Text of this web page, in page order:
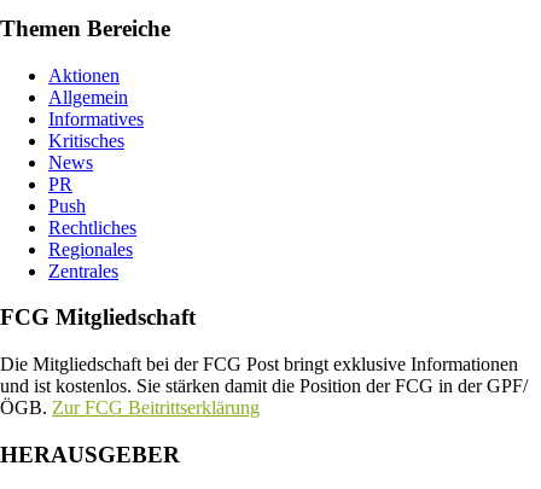
Themen Bereiche
Aktionen
Allgemein
Informatives
Kritisches
News
PR
Push
Rechtliches
Regionales
Zentrales
FCG Mitgliedschaft
Die Mitgliedschaft bei der FCG Post bringt exklusive Informationen
und ist kostenlos. Sie stärken damit die Position der FCG in der GPF/
ÖGB. Zur FCG Beitrittserklärung
HERAUSGEBER